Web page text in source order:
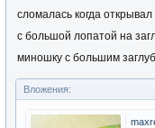
сломалась когда
с большой лопатой на
миношку с большим
Вложения: